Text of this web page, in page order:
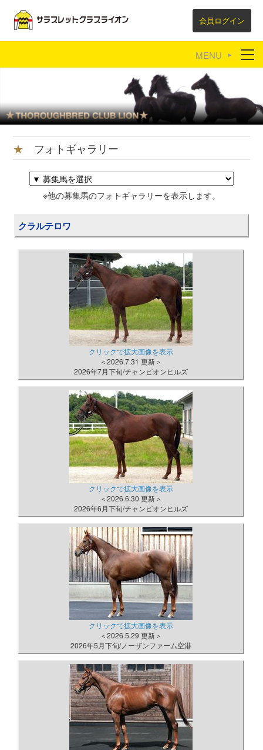
会員ログイン
育成牧場紹介
★ フォトギャラリー
※他の募集馬のフォトギャラリーを表示します。
クラルテロワ
クリックで拡大画像を表示
＜2026.7.31 更新＞
2026年7月下旬/チャンピオンヒルズ
クリックで拡大画像を表示
＜2026.6.30 更新＞
2026年6月下旬/チャンピオンヒルズ
クリックで拡大画像を表示
＜2026.5.29 更新＞
2026年5月下旬/ノーザンファーム空港